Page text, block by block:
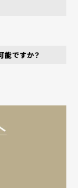
能ですか？